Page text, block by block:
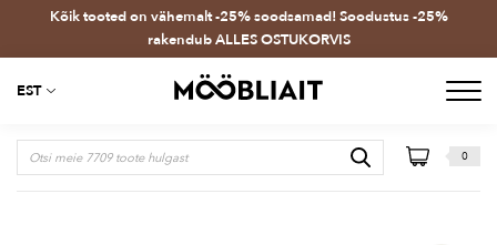
Kõik tooted on vähemalt -25% soodsamad! Soodustus -25%
rakendub ALLES OSTUKORVIS
EST
0